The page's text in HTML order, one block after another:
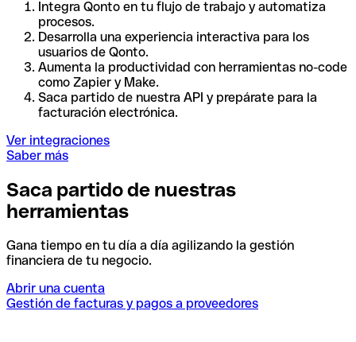
Integra Qonto en tu flujo de trabajo y automatiza
procesos.
Desarrolla una experiencia interactiva para los
usuarios de Qonto.
Aumenta la productividad con herramientas no-code
como Zapier y Make.
Saca partido de nuestra API y prepárate para la
facturación electrónica.
Ver integraciones
Saber más
Saca partido de nuestras
herramientas
Gana tiempo en tu día a día agilizando la gestión
financiera de tu negocio.
Abrir una cuenta
Gestión de facturas y pagos a proveedores